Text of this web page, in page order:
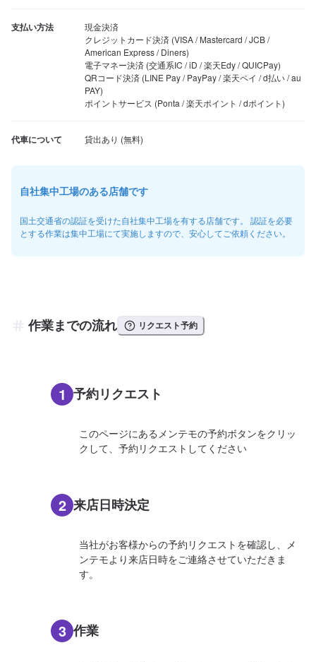
支払い方法
現金決済
クレジットカード決済 (VISA / Mastercard / JCB /
American Express / Diners)
電子マネー決済 (交通系IC / iD / 楽天Edy / QUICPay)
QRコード決済 (LINE Pay / PayPay / 楽天ペイ / d払い / au
PAY)
ポイントサービス (Ponta / 楽天ポイント / dポイント)
代車について
自社集中工場のある店舗です
国土交通省の認証を受けた自社集中工場を有する店舗です。 認証を必要
とする作業は集中工場にて実施しますので、安心してご依頼ください。
作業までの流れ リクエスト予約
1 予約リクエスト
このページにあるメンテモの予約ボタンをクリッ
クして、予約リクエストしてください
2 来店日時決定
当社がお客様からの予約リクエストを確認し、メ
ンテモより来店日時をご連絡させていただきま
す。
3 作業